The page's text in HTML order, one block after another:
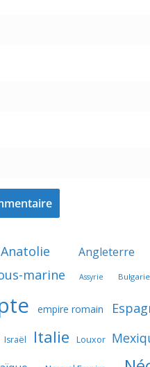
Anatolie Angleterre
marine Assyrie Bulgarie
empire romain
Israël Italie Louxor